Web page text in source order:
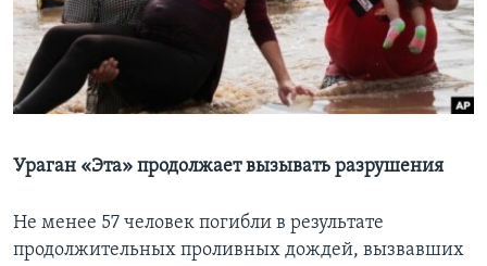
Learning English
СОЦИАЛЬНЫЕ СЕТИ
Ураган «Эта» продолжает вызывать разрушения
Не менее 57 человек погибли в результате
продолжительных проливных дождей, вызвавших